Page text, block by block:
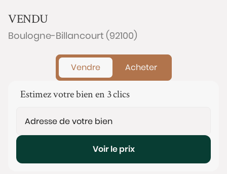
VENDU
Boulogne-Billancourt (92100)
Vendre Acheter
Estimez votre bien en 3 clics
Voir le prix